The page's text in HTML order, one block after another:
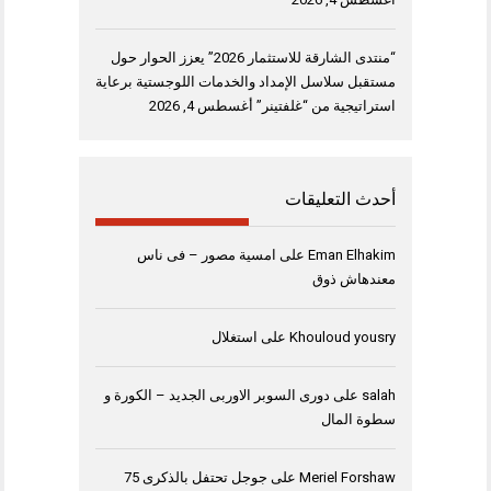
“منتدى الشارقة للاستثمار 2026” يعزز الحوار حول
مستقبل سلاسل الإمداد والخدمات اللوجستية برعاية
استراتيجية من “غلفتينر” أغسطس 4, 2026
أحدث التعليقات
Eman Elhakim على امسية مصور – فى ناس
معندهاش ذوق
Khouloud yousry على استغلال
salah على دورى السوبر الاوربى الجديد – الكورة و
سطوة المال
Meriel Forshaw على جوجل تحتفل بالذكرى 75